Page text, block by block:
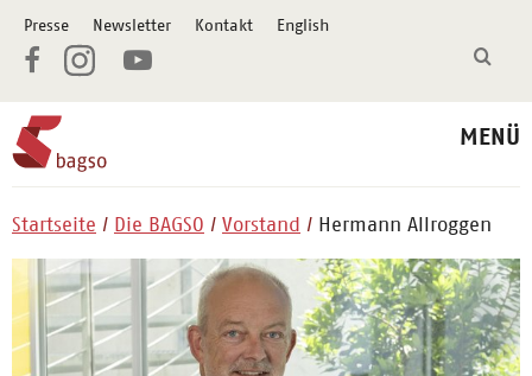
Presse Newsletter Kontakt English
MENÜ
Startseite Die BAGSO Vorstand Hermann Allroggen